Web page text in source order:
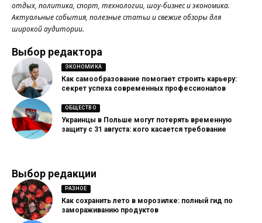
отдых, политика, спорт, технологии, шоу-бизнес и экономика.
Актуальные события, полезные статьи и свежие обзоры для
широкой аудитории.
Выбор редактора
ЭКОНОМИКА
Как самообразование помогает строить карьеру:
секрет успеха современных профессионалов
ОБЩЕСТВО
Украинцы в Польше могут потерять временную
защиту с 31 августа: кого касается требование
Выбор редакции
РАЗНОЕ
Как сохранить лето в морозилке: полный гид по
замораживанию продуктов